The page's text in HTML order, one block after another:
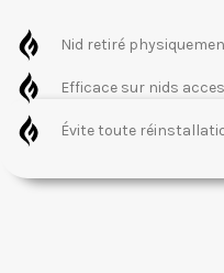
Nid retiré
Efficace sur nids
Évite toute